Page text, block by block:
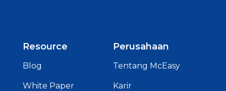
Resource
Blog
White Paper
Perusahaan
Tentang McEasy
Karir